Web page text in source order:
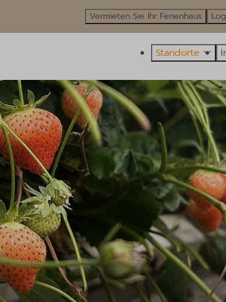
Vermieten Sie Ihr Ferienhaus
Standorte